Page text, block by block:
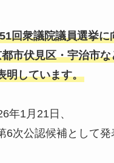
回衆議院議員選挙に
市伏見区・宇治市な
明しています。
年1月21日、
6次公認候補として発